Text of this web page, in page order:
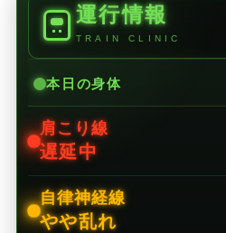
運行情報
TRAIN CLINIC
本日の身体
肩こり線
遅延中
自律神経線
やや乱れ